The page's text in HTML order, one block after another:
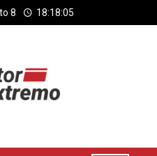
8 18:18:06